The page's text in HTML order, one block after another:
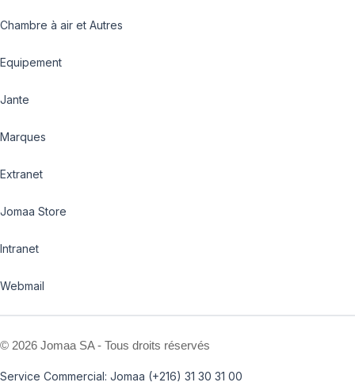
Chambre à air et Autres
Equipement
Jante
Marques
Extranet
Jomaa Store
Intranet
Webmail
© 2026 Jomaa SA - Tous droits réservés
Service Commercial: Jomaa (+216) 31 30 31 00